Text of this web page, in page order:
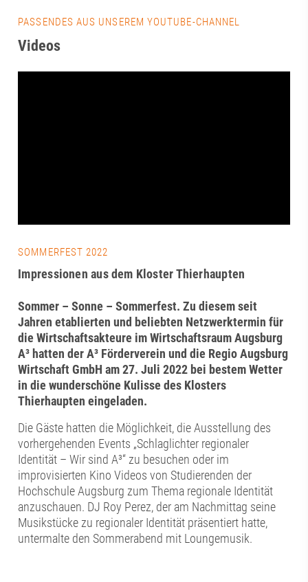
PASSENDES AUS UNSEREM YOUTUBE-CHANNEL
Videos
SOMMERFEST 2022
Impressionen aus dem Kloster Thierhaupten
Sommer – Sonne – Sommerfest. Zu diesem seit
Jahren etablierten und beliebten Netzwerktermin für
die Wirtschaftsakteure im Wirtschaftsraum Augsburg
A³ hatten der A³ Förderverein und die Regio Augsburg
Wirtschaft GmbH am 27. Juli 2022 bei bestem Wetter
in die wunderschöne Kulisse des Klosters
Thierhaupten eingeladen.
Die Gäste hatten die Möglichkeit, die Ausstellung des
vorhergehenden Events „Schlaglichter regionaler
Identität – Wir sind A³“ zu besuchen oder im
improvisierten Kino Videos von Studierenden der
Hochschule Augsburg zum Thema regionale Identität
anzuschauen. DJ Roy Perez, der am Nachmittag seine
Musikstücke zu regionaler Identität präsentiert hatte,
untermalte den Sommerabend mit Loungemusik.